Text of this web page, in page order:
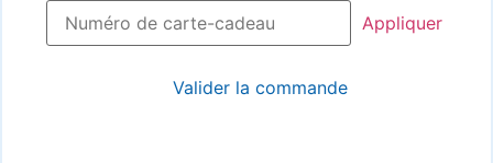
Valider la commande